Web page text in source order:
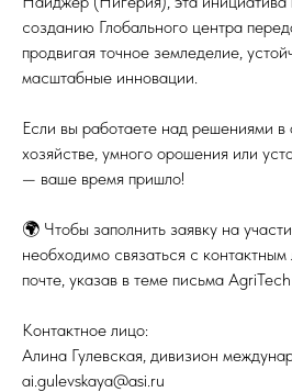
созданию Глобального центра
продвигая точное земледелие,
масштабные инновации.
Если вы работаете над решениями
хозяйстве, умного орошения или
— ваше время пришло!
🌍 Чтобы заполнить заявку на
необходимо связаться с
почте, указав в теме письма AgriTech
Контактное лицо:
Алина Гулевская, дивизион
ai.gulevskaya@asi.ru